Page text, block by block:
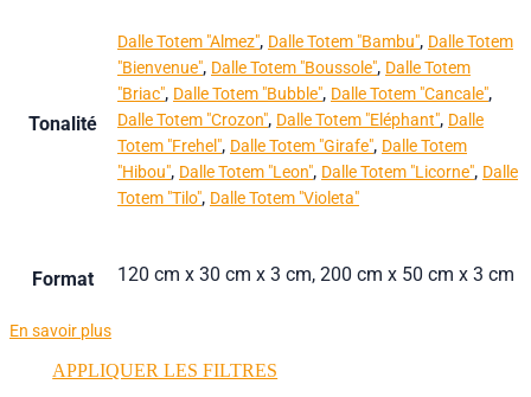
Tonalité
Dalle Totem "Almez", Dalle Totem "Bambu", Dalle Totem
"Bienvenue", Dalle Totem "Boussole", Dalle Totem
"Briac", Dalle Totem "Bubble", Dalle Totem "Cancale",
Dalle Totem "Crozon", Dalle Totem "Eléphant", Dalle
Totem "Frehel", Dalle Totem "Girafe", Dalle Totem
"Hibou", Dalle Totem "Leon", Dalle Totem "Licorne", Dalle
Totem "Tilo", Dalle Totem "Violeta"
Format 120 cm x 30 cm x 3 cm, 200 cm x 50 cm x 3 cm
En savoir plus
APPLIQUER LES FILTRES